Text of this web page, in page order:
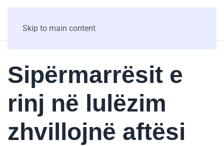
Skip to main content
Sipërmarrësit e
rinj në lulëzim
zhvillojnë aftësi